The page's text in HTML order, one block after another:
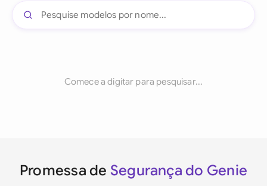
Comece a digitar para pesquisar...
Promessa de Segurança do Genie